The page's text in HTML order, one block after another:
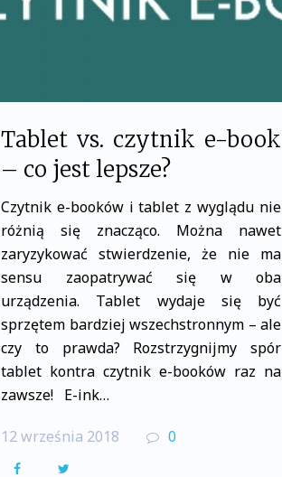
Tablet vs. czytnik e-book
– co jest lepsze?
Czytnik e-booków i tablet z wyglądu nie
różnią się znacząco. Można nawet
zaryzykować stwierdzenie, że nie ma
sensu zaopatrywać się w oba
urządzenia. Tablet wydaje się być
sprzętem bardziej wszechstronnym – ale
czy to prawda? Rozstrzygnijmy spór
tablet kontra czytnik e-booków raz na
zawsze! E-ink…
12 września 2018 0
F